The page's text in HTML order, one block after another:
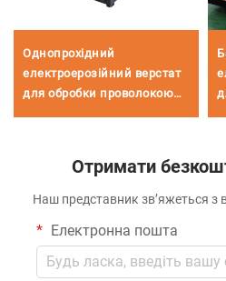
Однопрохідний
електроерозійний верстат
для обробки проволокою
Отримати
Наш представник зв’яжеться
Електронна пошта